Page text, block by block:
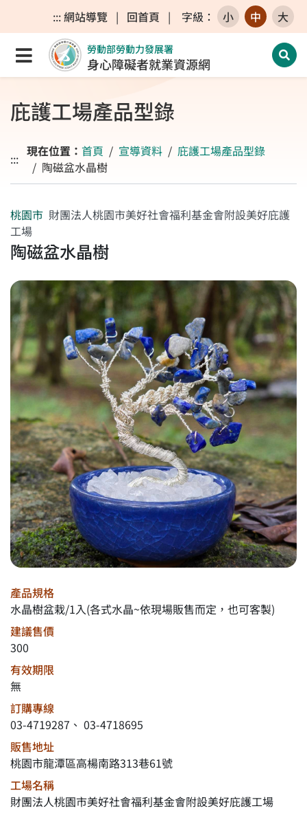
跳至主要內容區
跳至主要選單
跳至網站搜尋
:::網站導覽 | 回首頁 | 字級 ： 小 中 大
點選開啟選單
勞動部勞動力發展署
身心障礙者就業資源網 開
庇護工場產品型錄
::: 現在位置： 首頁 宣導資料
庇護工場產品型錄
陶磁盆水晶樹
桃園市 財團法人桃園市美好社會福利基金會附設美好庇護
工場
陶磁盆水晶樹
產品規格
水晶樹盆栽/1入(各式水晶~依現場販售而定，也可客製)
建議售價
300
有效期限
無
訂購專線
03-4719287、 03-4718695
販售地址
桃園市龍潭區高楊南路313巷61號
工場名稱
財團法人桃園市美好社會福利基金會附設美好庇護工場